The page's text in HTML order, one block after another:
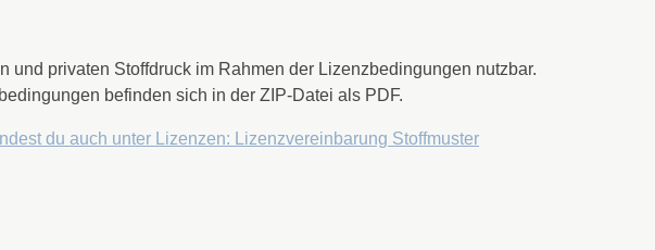
und privaten Stoffdruck im Rahmen der Lizenzbedingungen nutzbar.
befinden sich in der ZIP-Datei als PDF.
du auch unter Lizenzen: Lizenzvereinbarung Stoffmuster